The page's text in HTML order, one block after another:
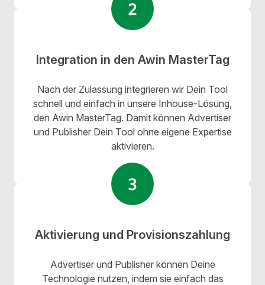
Integration in den Awin MasterTag
Nach der Zulassung integrieren wir Dein Tool
schnell und einfach in unsere Inhouse-Lösung,
den Awin MasterTag. Damit können Advertiser
und Publisher Dein Tool ohne eigene Expertise
aktivieren.
Aktivierung und Provisionszahlung
Advertiser und Publisher können Deine
Technologie nutzen, indem sie einfach das